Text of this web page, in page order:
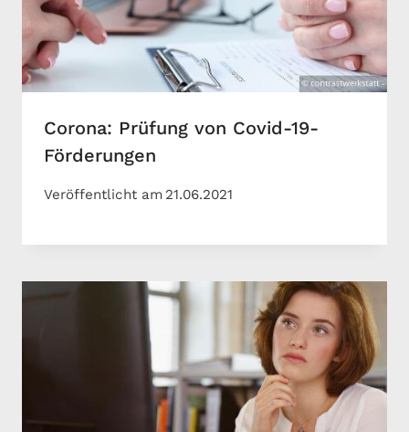
Corona: Prüfung von Covid-19-
Förderungen
Veröffentlicht am 21.06.2021